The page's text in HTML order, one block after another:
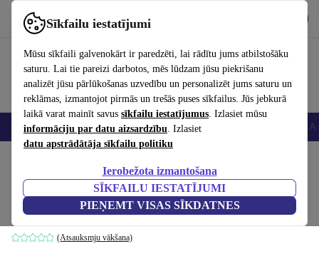
Sīkfailu iestatījumi
Mūsu sīkfaili galvenokārt ir paredzēti, lai rādītu jums atbilstošāku
saturu. Lai tie pareizi darbotos, mēs lūdzam jūsu piekrišanu
analizēt jūsu pārlūkošanas uzvedību un personalizēt jums saturu un
reklāmas, izmantojot pirmās un trešās puses sīkfailus. Jūs jebkurā
laikā varat mainīt savus sīkfailu iestatījumus. Izlasiet mūsu
informāciju par datu aizsardzību. Izlasiet
datu apstrādātāja sīkfailu politiku
Ierobežota izmantošana
SĪKFAILU IESTATĪJUMI
PIEŅEMT VISAS SĪKDATNES
Izmantojiet refurbed ātri un viegli
Viedtālruņi Portatīvie datori Planšetes Viedpulksteņi
Balta
ebenholts
(Atsauksmju vākšana)
748,43 €